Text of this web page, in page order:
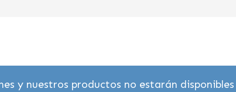
y nuestros productos no estarán